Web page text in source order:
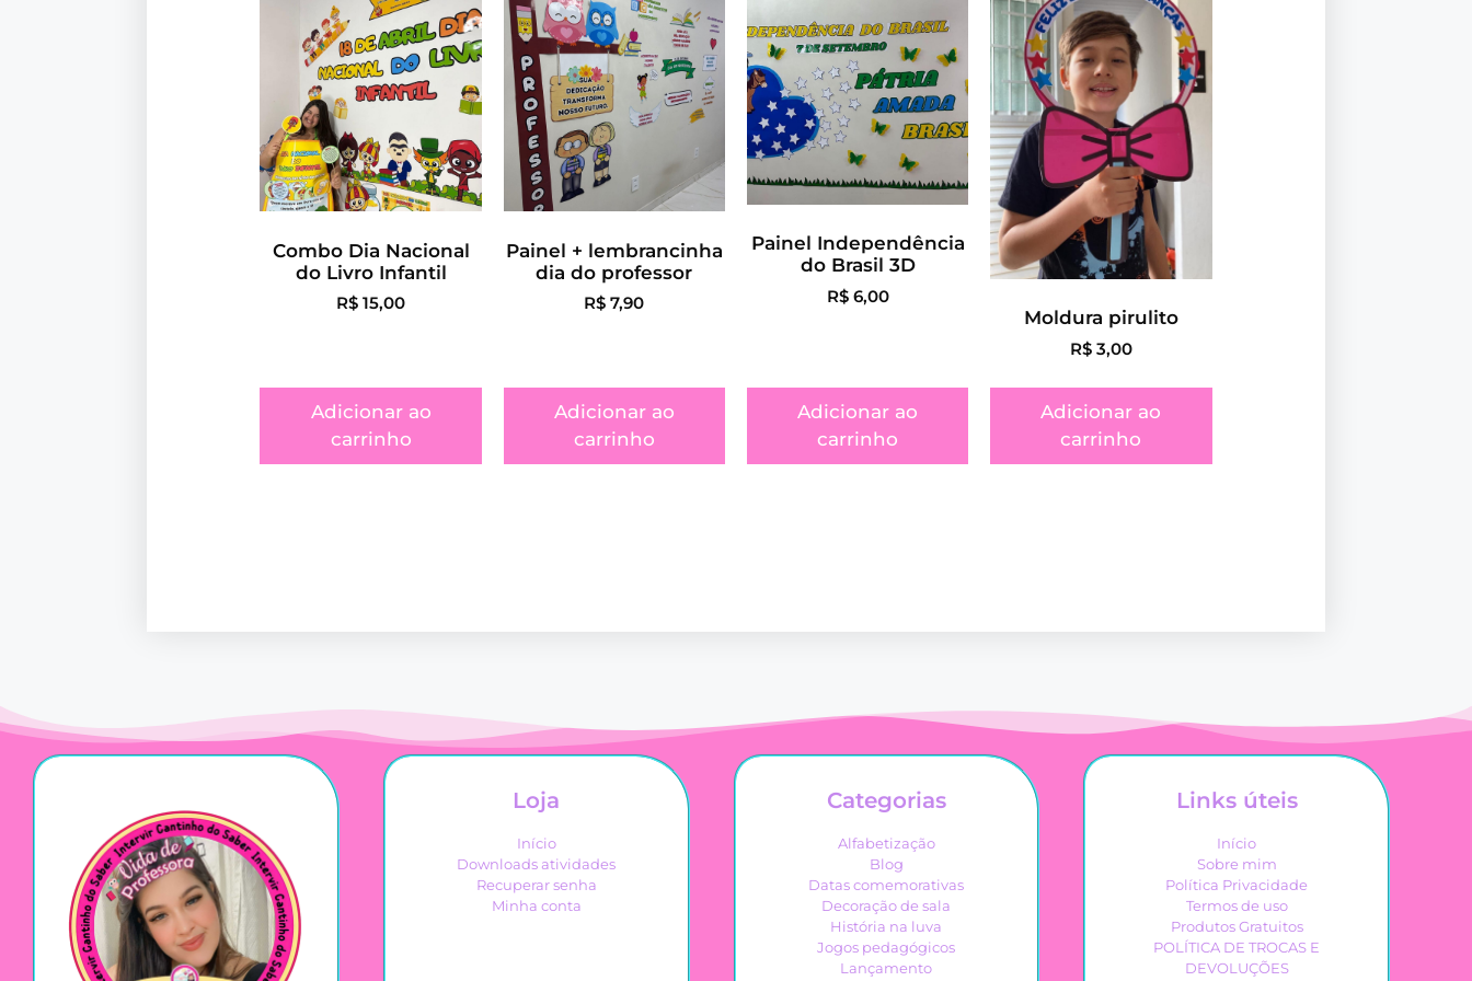
Combo Dia Nacional
do Livro Infantil
R$ 15,00
Adicionar ao
carrinho
Painel + lembrancinha
dia do professor
R$ 7,90
Adicionar ao
carrinho
Painel Independência
do Brasil 3D
R$6,00
Adicionar ao
carrinho
Moldura pirulito
R$3,00
Adicionar ao
carrinho
Loja
Início
Downloads atividades
Recuperar senha
Minha conta
Categorias
Alfabetização
Blog
Datas comemorativas
Decoração de sala
História na luva
Jogos pedagógicos
Lançamento
Links úteis
Início
Sobre mim
Política Privacidade
Termos de uso
Produtos Gratuitos
POLÍTICA DE TROCAS E
DEVOLUÇÕES